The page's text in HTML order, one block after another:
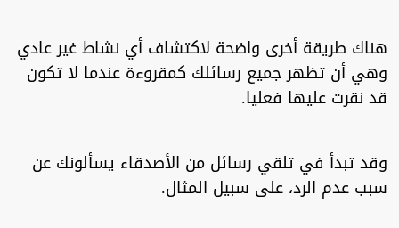
هناك طريقة أخرى واضحة لاكتشاف أي نشاط غير عادي
وهي أن تظهر جميع رسائلك كمقروءة عندما لا تكون
قد نقرت عليها فعليا.
وقد تبدأ في تلقي رسائل من الأصدقاء يسألونك عن
سبب عدم الرد، على سبيل المثال.